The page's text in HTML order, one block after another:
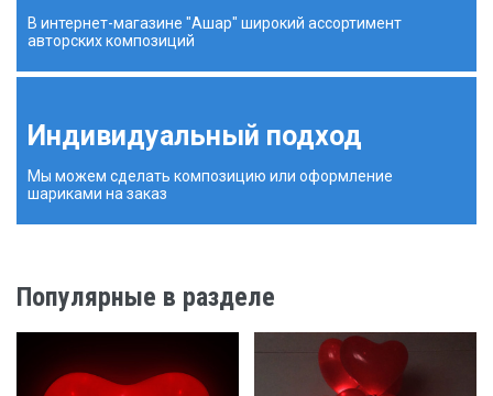
В интернет-магазине "Ашар" широкий ассортимент
авторских композиций
Индивидуальный подход
Мы можем сделать композицию или оформление
шариками на заказ
Популярные в разделе